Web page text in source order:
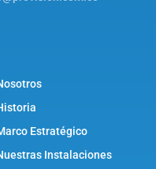
Estratégico
Instalaciones